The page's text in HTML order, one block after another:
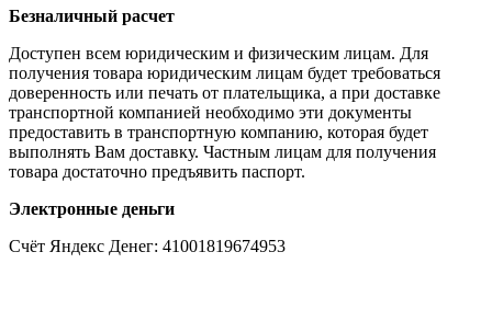
Безналичный расчет
Доступен всем юридическим и физическим лицам. Для
получения товара юридическим лицам будет требоваться
доверенность или печать от плательщика, а при доставке
транспортной компанией необходимо эти документы
предоставить в транспортную компанию, которая будет
выполнять Вам доставку. Частным лицам для получения
товара достаточно предъявить паспорт.
Электронные деньги
Счёт Яндекс Денег: 41001819674953